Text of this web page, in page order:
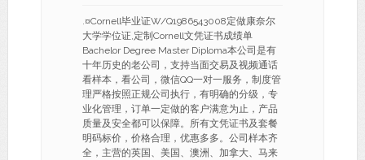
.¤Cornell毕业证W/Q1986543008定做康奈尔
大学学位证,定制Cornell文凭证书成绩单
Bachelor Degree Master Diploma本公司是有
十年历史的老公司，支持当面交易及视频通话
看样本，看公司，微信QQ一对一服务，制度管
理严格按照正规公司执行，有明确的分级，专
业化管理，订单一定做的客户满意为止，产品
质量及安全都可以保障。所有文凭证书及套餐
明码标价，价格合理，优惠多多。公司样本齐
全，主营的英国、美国、澳洲、加拿大、马来